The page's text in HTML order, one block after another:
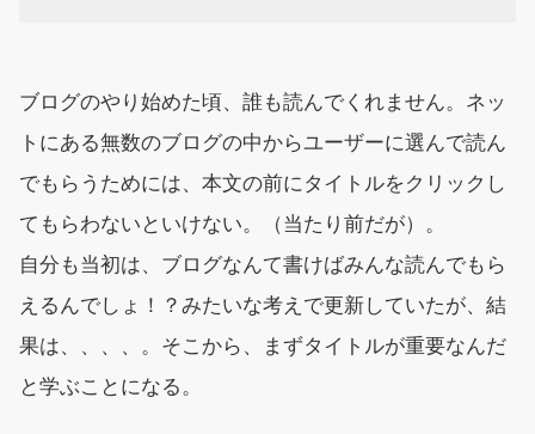
ブログのやり始めた頃、誰も読んでくれません。ネッ
トにある無数のブログの中からユーザーに選んで読ん
でもらうためには、本文の前にタイトルをクリックし
てもらわないといけない。（当たり前だが）。
自分も当初は、ブログなんて書けばみんな読んでもら
えるんでしょ！？みたいな考えで更新していたが、結
果は、、、、。そこから、まずタイトルが重要なんだ
と学ぶことになる。